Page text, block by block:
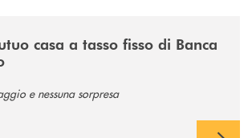
casa a tasso fisso di Banca
e nessuna sorpresa